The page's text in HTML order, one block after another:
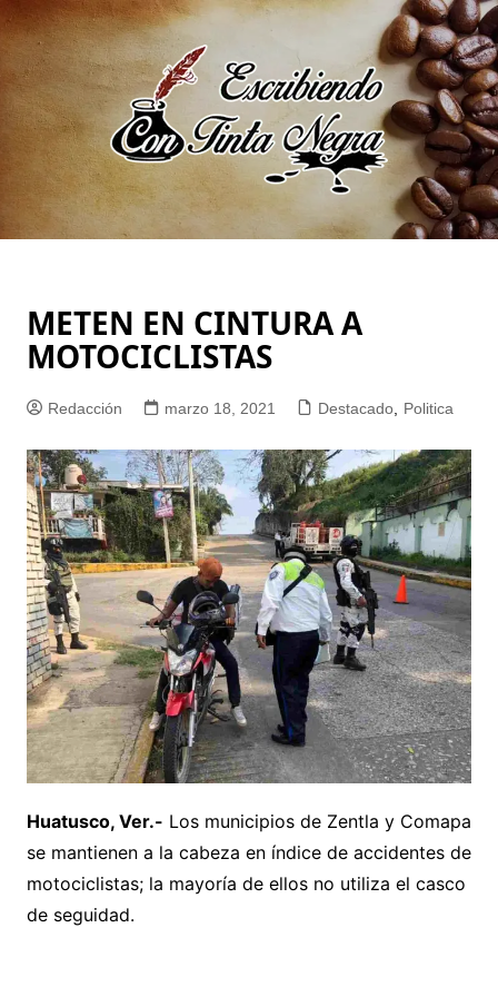
Saltar
al
contenido
METEN EN CINTURA A
MOTOCICLISTAS
Redacción marzo 18, 2021 Destacado, Politica
Huatusco, Ver.- Los municipios de Zentla y Comapa
se mantienen a la cabeza en índice de accidentes de
motociclistas; la mayoría de ellos no utiliza el casco
de seguidad.